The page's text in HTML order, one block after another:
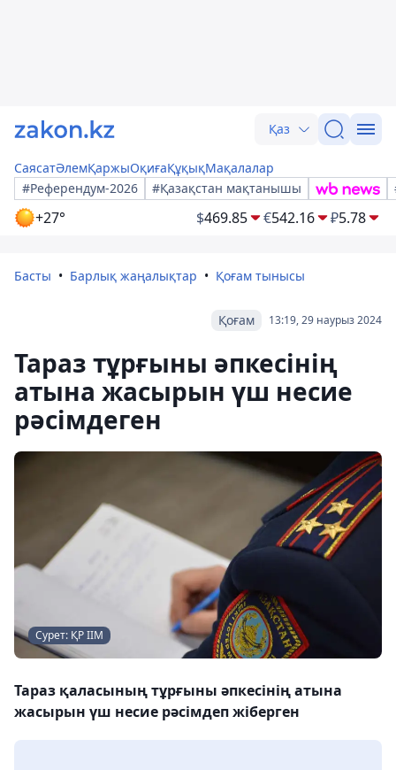
Қаз
СаясатӘлемҚаржыОқиғаҚұқықМақалалар
#Референдум-2026
#Қазақстан мақтанышы
+27° $469.85 €542.16 ₽5.78
Басты Барлық жаңалықтар Қоғам тынысы
13:19, 29 наурыз 2024
Қоғам
Тараз тұрғыны әпкесінің
атына жасырын үш несие
рәсімдеген
Сурет: ҚР ІІМ
Тараз қаласының тұрғыны әпкесінің атына
жасырын үш несие рәсімдеп жіберген